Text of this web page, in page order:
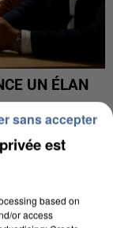
UN ÉLAN
est
based on
or access
sans accepter